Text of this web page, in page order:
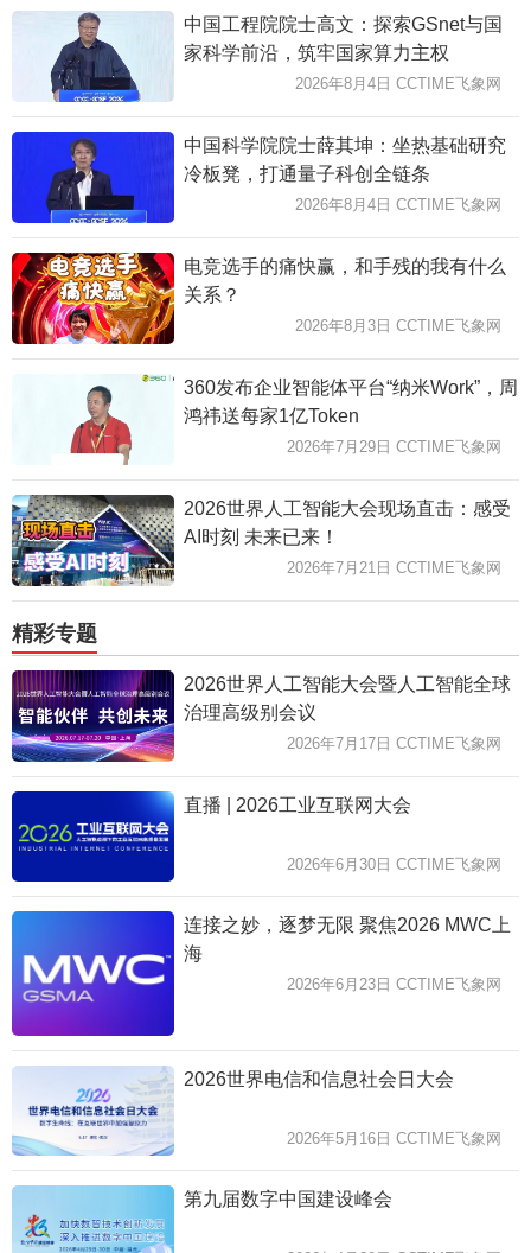
中国工程院院士高文：探索GSnet与国
家科学前沿，筑牢国家算力主权
2026年8月4日 CCTIME飞象网
中国科学院院士薛其坤：坐热基础研究
冷板凳，打通量子科创全链条
2026年8月4日 CCTIME飞象网
电竞选手的痛快赢，和手残的我有什么
关系？
2026年8月3日 CCTIME飞象网
360发布企业智能体平台“纳米Work”，周
鸿祎送每家1亿Token
2026年7月29日 CCTIME飞象网
2026世界人工智能大会现场直击：感受
AI时刻 未来已来！
2026年7月21日 CCTIME飞象网
精彩专题
2026世界人工智能大会暨人工智能全球
治理高级别会议
2026年7月17日 CCTIME飞象网
直播 | 2026工业互联网大会
2026年6月30日 CCTIME飞象网
连接之妙，逐梦无限 聚焦2026 MWC上
海
2026年6月23日 CCTIME飞象网
2026世界电信和信息社会日大会
2026年5月16日 CCTIME飞象网
第九届数字中国建设峰会